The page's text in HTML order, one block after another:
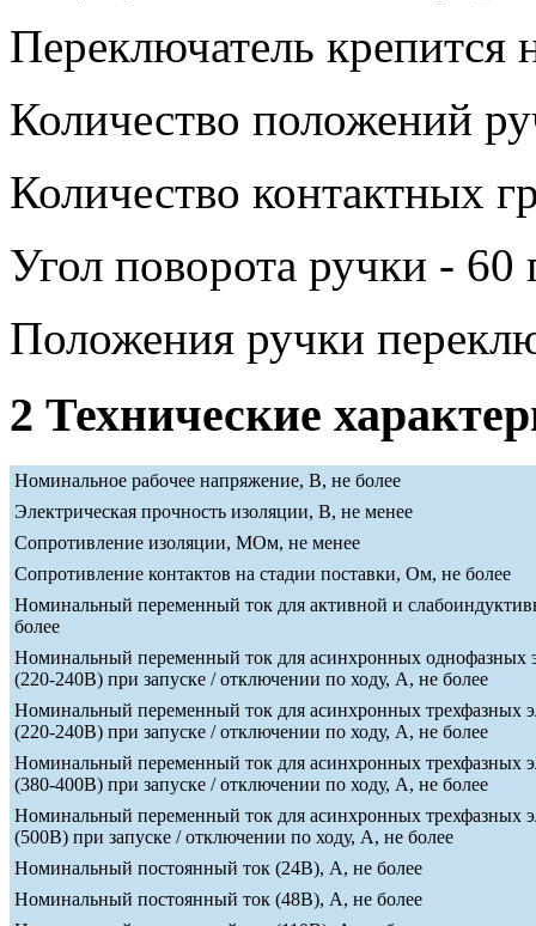
Переключатель
Количество положений
Количество контактных
Угол поворота ручки - 60
Положения ручки
2 Технические
Номинальное рабочее напряжение, В, не более
Электрическая прочность изоляции, В, не менее
Сопротивление изоляции, МОм, не менее
Сопротивление контактов на стадии поставки, Ом, не более
Номинальный переменный ток для активной и
более
Номинальный переменный ток для асинхронных однофазных
(220-240В) при запуске / отключении по ходу, А, не более
Номинальный переменный ток для асинхронных трехфазных
(220-240В) при запуске / отключении по ходу, А, не более
Номинальный переменный ток для асинхронных трехфазных
(380-400В) при запуске / отключении по ходу, А, не более
Номинальный переменный ток для асинхронных трехфазных
(500В) при запуске / отключении по ходу, А, не более
Номинальный постоянный ток (24В), А, не более
Номинальный постоянный ток (48В), А, не более